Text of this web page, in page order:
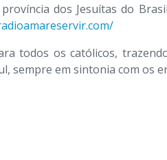
dos Jesuítas do
todos os católicos,
sempre em sintonia com os